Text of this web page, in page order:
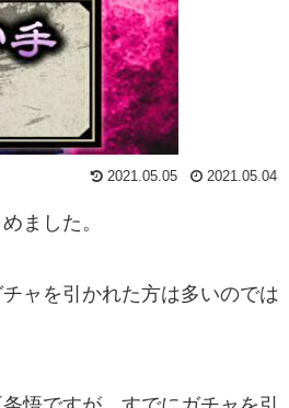
2021.05.05 2021.05.04
ました。
ャを引かれた方は多いのでは